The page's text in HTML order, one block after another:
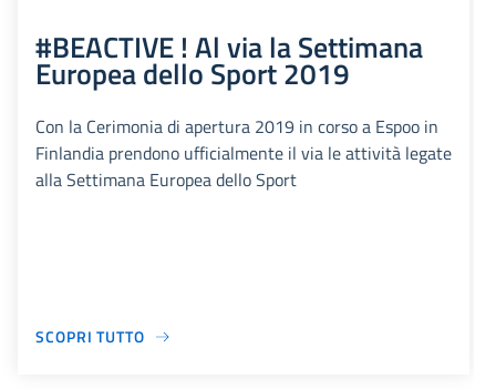
#BEACTIVE ! Al via la Settimana
Europea dello Sport 2019
Con la Cerimonia di apertura 2019 in corso a Espoo in
Finlandia prendono ufficialmente il via le attività legate
alla Settimana Europea dello Sport
SCOPRI TUTTO